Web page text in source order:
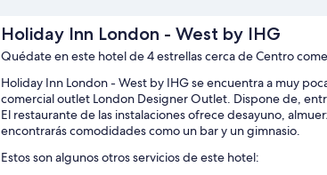
Holiday Inn London - West by IHG
Quédate en este hotel de 4 estrellas cerca de Centro
Holiday Inn London - West by IHG se encuentra a muy
comercial outlet London Designer Outlet. Dispone de,
El restaurante de las instalaciones ofrece desayuno,
encontrarás comodidades como un bar y un gimnasio.
Estos son algunos otros servicios de este hotel: